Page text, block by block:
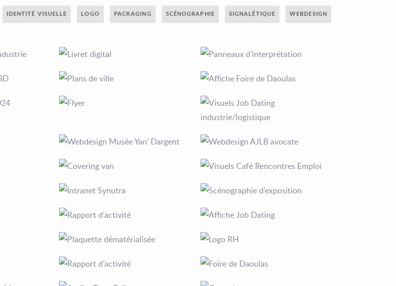
IDENTITÉ VISUELLE LOGO PACKAGING SCÉNOGRAPHIE SIGNALÉTIQUE WEBDESIGN